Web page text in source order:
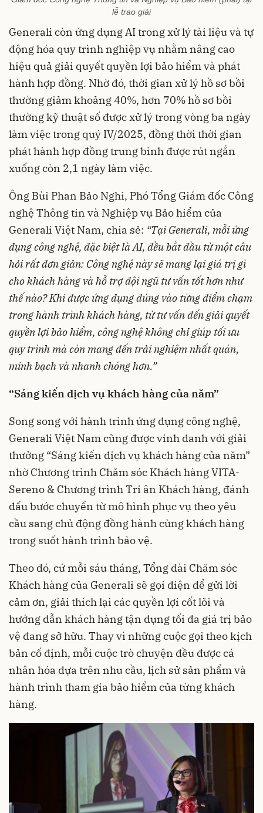
lễ trao giải
Generali còn ứng dụng AI trong xử lý tài liệu và tự
động hóa quy trình nghiệp vụ nhằm nâng cao
hiệu quả giải quyết quyền lợi bảo hiểm và phát
hành hợp đồng. Nhờ đó, thời gian xử lý hồ sơ bồi
thường giảm khoảng 40%, hơn 70% hồ sơ bồi
thường kỹ thuật số được xử lý trong vòng ba ngày
làm việc trong quý IV/2025, đồng thời thời gian
phát hành hợp đồng trung bình được rút ngắn
xuống còn 2,1 ngày làm việc.
Ông Bùi Phan Bảo Nghi, Phó Tổng Giám đốc Công
nghệ Thông tin và Nghiệp vụ Bảo hiểm của
Generali Việt Nam, chia sẻ: “Tại Generali, mỗi ứng
dụng công nghệ, đặc biệt là AI, đều bắt đầu từ một câu
hỏi rất đơn giản: Công nghệ này sẽ mang lại giá trị gì
cho khách hàng và hỗ trợ đội ngũ tư vấn tốt hơn như
thế nào? Khi được ứng dụng đúng vào từng điểm chạm
trong hành trình khách hàng, từ tư vấn đến giải quyết
quyền lợi bảo hiểm, công nghệ không chỉ giúp tối ưu
quy trình mà còn mang đến trải nghiệm nhất quán,
minh bạch và nhanh chóng hơn.”
“Sáng kiến dịch vụ khách hàng của năm”
Song song với hành trình ứng dụng công nghệ,
Generali Việt Nam cũng được vinh danh với giải
thưởng “Sáng kiến dịch vụ khách hàng của năm”
nhờ Chương trình Chăm sóc Khách hàng VITA-
Sereno & Chương trình Tri ân Khách hàng, đánh
dấu bước chuyển từ mô hình phục vụ theo yêu
cầu sang chủ động đồng hành cùng khách hàng
trong suốt hành trình bảo vệ.
Theo đó, cứ mỗi sáu tháng, Tổng đài Chăm sóc
Khách hàng của Generali sẽ gọi điện để gửi lời
cảm ơn, giải thích lại các quyền lợi cốt lõi và
hướng dẫn khách hàng tận dụng tối đa giá trị bảo
vệ đang sở hữu. Thay vì những cuộc gọi theo kịch
bản cố định, mỗi cuộc trò chuyện đều được cá
nhân hóa dựa trên nhu cầu, lịch sử sản phẩm và
hành trình tham gia bảo hiểm của từng khách
hàng.